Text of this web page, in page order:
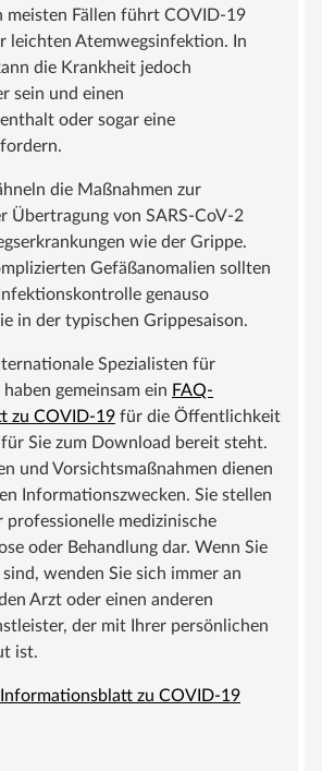
| HÄMANGIOM
meisten Fällen führt COVID-19
leichten Atemwegsinfektion. In
die Krankheit jedoch
sein und einen
oder sogar eine
die Maßnahmen zur
Übertragung von SARS-CoV-2
wie der Grippe.
Gefäßanomalien sollten
genauso
in der typischen Grippesaison.
Spezialisten für
gemeinsam ein FAQ-
zu COVID-19 für die Öffentlichkeit
Sie zum Download bereit steht.
und Vorsichtsmaßnahmen dienen
Informationszwecken. Sie stellen
professionelle medizinische
oder Behandlung dar. Wenn Sie
wenden Sie sich immer an
Arzt oder einen anderen
der mit Ihrer persönlichen
ist.
zu COVID-19